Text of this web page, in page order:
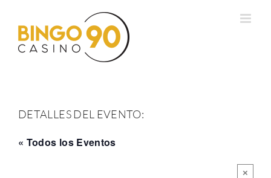
contenido
DETALLES DEL EVENTO:
« Todos los Eventos
×